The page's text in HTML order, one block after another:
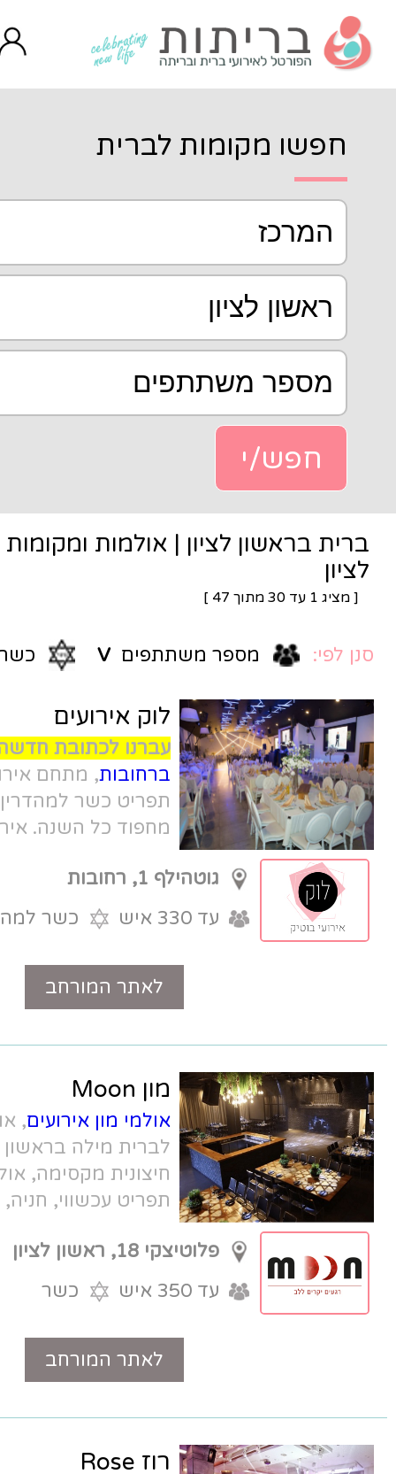
לברית
| אולמות ומקומות לברית בראשון
משתתפיםV כשרותV
לוק אירועים
עברנו לכתובת חדשה !לוק אירועים
ברחובות, מתחם אירועים יוקרתי עם
תפריט כשר למהדרין בחזקת הרב
מחפוד כל השנה. אירוח נדיב, עשיר
וסוחט מחמאות, עם חניה בשפע.
.
גוטהילף 1, רחובות
כשר למהדרין
טלפון
מון Moon
אולמי מון אירועים, אולם אירועים מומלץ
לברית מילה בראשון לציון שכולל גלריה
חיצונית מקסימה, אולם באווירה אורבנית,
תפריט עכשווי, חניה, ומחירים מעולים.
פלוטיצקי 18, ראשון לציון
כשר
טלפון
רוז Rose